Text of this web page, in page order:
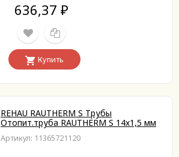
636,37 ₽
Купить
REHAU RAUTHERM S Трубы
Отопит.труба RAUTHERM S 14х1,5 мм
Артикул: 11365721120